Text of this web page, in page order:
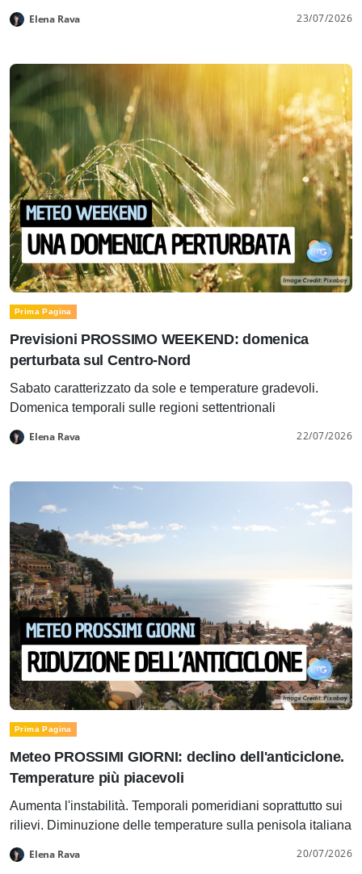
Elena Rava 23/07/2026
Prima Pagina
Previsioni PROSSIMO WEEKEND: domenica
perturbata sul Centro-Nord
Sabato caratterizzato da sole e temperature gradevoli.
Domenica temporali sulle regioni settentrionali
Elena Rava 22/07/2026
Prima Pagina
Meteo PROSSIMI GIORNI: declino dell'anticiclone.
Temperature più piacevoli
Aumenta l'instabilità. Temporali pomeridiani soprattutto sui
rilievi. Diminuzione delle temperature sulla penisola italiana
Elena Rava 20/07/2026